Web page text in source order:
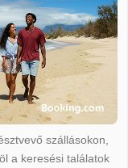
szállásokon,
a keresési találatok